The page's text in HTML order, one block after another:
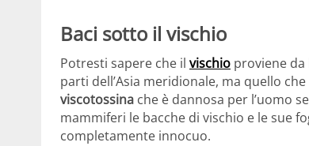
Baci sotto il vischio
Potresti sapere che il vischio proviene
parti dell’Asia meridionale, ma quello
viscotossina che è dannosa per l’uomo
mammiferi le bacche di vischio e le sue
completamente innocuo.